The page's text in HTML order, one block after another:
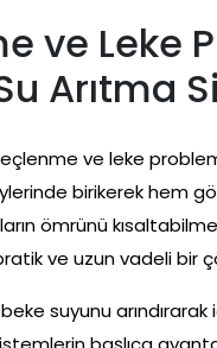
ve Leke
Arıtma
ve leke
birikerek hem
ömrünü
ve uzun vadeli bir
suyunu